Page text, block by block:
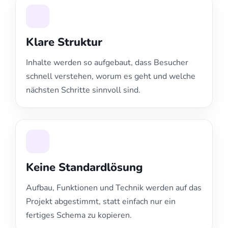
Klare Struktur
Inhalte werden so aufgebaut, dass Besucher
schnell verstehen, worum es geht und welche
nächsten Schritte sinnvoll sind.
Keine Standardlösung
Aufbau, Funktionen und Technik werden auf das
Projekt abgestimmt, statt einfach nur ein
fertiges Schema zu kopieren.